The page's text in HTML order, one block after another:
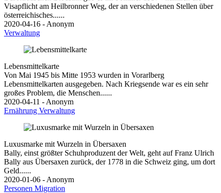
Visapflicht am Heilbronner Weg, der an verschiedenen Stellen über
österreichisches......
2020-04-16 - Anonym
Verwaltung
Lebensmittelkarte
Von Mai 1945 bis Mitte 1953 wurden in Vorarlberg
Lebensmittelkarten ausgegeben. Nach Kriegsende war es ein sehr
großes Problem, die Menschen......
2020-04-11 - Anonym
Ernährung Verwaltung
Luxusmarke mit Wurzeln in Übersaxen
Bally, einst größter Schuhproduzent der Welt, geht auf Franz Ulrich
Bally aus Übersaxen zurück, der 1778 in die Schweiz ging, um dort
Geld......
2020-01-06 - Anonym
Personen Migration